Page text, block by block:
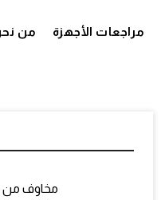
مراجعات الأجهزة من